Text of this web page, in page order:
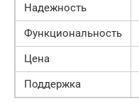
Надежность
Функциональность
Цена
Поддержка